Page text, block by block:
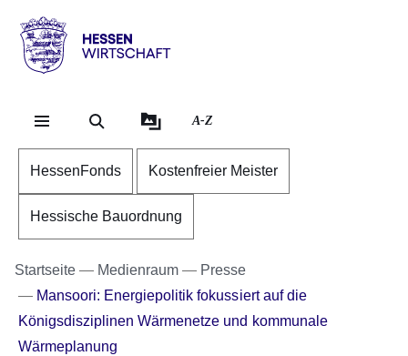
Hessen
Wirtschaft
A-Z
HessenFonds Kostenfreier Meister
Hessische Bauordnung
Startseite Medienraum
Presse
Mansoori: Energiepolitik fokussiert auf die
Königsdisziplinen Wärmenetze und kommunale
Wärmeplanung